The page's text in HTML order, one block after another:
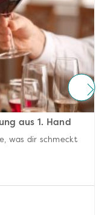
aus 1. Hand
was dir schmeckt